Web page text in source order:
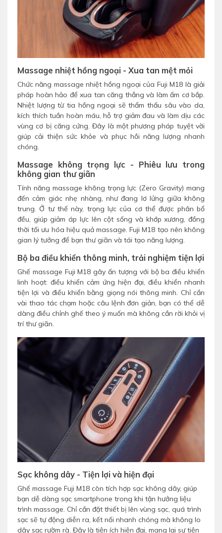
Massage nhiệt hồng ngoại - Xua tan mệt mỏi
Chức năng massage nhiệt hồng ngoại của Fuji M18 là giải
pháp hoàn hảo để xua tan căng thẳng và làm ấm cơ bắp.
Nhiệt lượng từ tia hồng ngoại sẽ thẩm thấu sâu vào da,
kích thích tuần hoàn máu, hỗ trợ giảm đau và làm dịu các
vùng cơ bị căng cứng. Đây là một phương pháp tuyệt vời
giúp cải thiện sức khỏe và phục hồi năng lượng nhanh
chóng.
Massage không trọng lực - Phiêu lưu trong
không gian thư giãn
Tính năng massage không trọng lực (Zero Gravity) mang
đến cảm giác nhẹ nhàng, như đang lơ lửng giữa không
trung. Ở tư thế này, trọng lực của cơ thể được phân bổ
đều, giúp giảm áp lực lên cột sống và khớp xương, đồng
thời tối ưu hóa hiệu quả massage. Fuji M18 tạo nên không
gian lý tưởng để bạn thư giãn và tái tạo năng lượng.
Bộ ba điều khiển thông minh, trải nghiệm tiện lợi
Ghế massage Fuji M18 gây ấn tượng với bộ ba điều khiển
linh hoạt: điều khiển cảm ứng hiện đại, điều khiển nhanh
tiện lợi và điều khiển bằng giọng nói thông minh. Chỉ cần
vài thao tác chạm hoặc câu lệnh đơn giản, bạn có thể dễ
dàng điều chỉnh ghế theo ý muốn mà không cần rời khỏi vị
trí thư giãn.
Sạc không dây - Tiện lợi và hiện đại
Ghế massage Fuji M18 còn tích hợp sạc không dây, giúp
bạn dễ dàng sạc smartphone trong khi tận hưởng liệu
trình massage. Chỉ cần đặt thiết bị lên vùng sạc, quá trình
sạc sẽ tự động diễn ra, kết nối nhanh chóng mà không lo
dây sạc rườm rà. Đây là tiện ích hiện đại, mang lại sự tiện